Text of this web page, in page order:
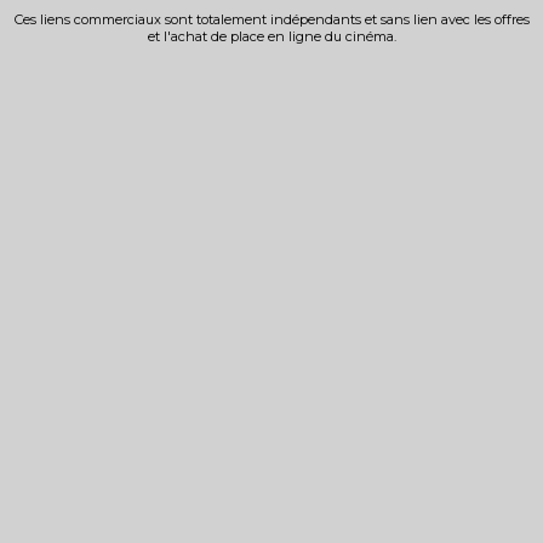
Ces liens commerciaux sont totalement indépendants et sans lien avec les offres
et l'achat de place en ligne du cinéma.